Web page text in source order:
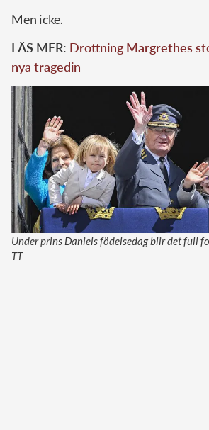
Men icke.
LÄS MER: Drottning Margrethes
nya tragedin
Under prins Daniels födelsedag blir det full
TT